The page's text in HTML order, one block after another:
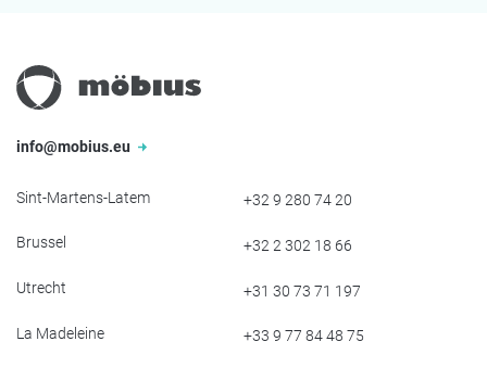
info@mobius.eu
Sint-Martens-Latem +32 9 280 74 20
Brussel +32 2 302 18 66
Utrecht +31 30 73 71 197
La Madeleine +33 9 77 84 48 75